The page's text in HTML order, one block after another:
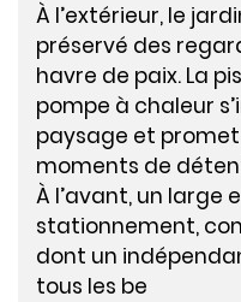
À l’extérieur, le
préservé des
havre de paix. La
pompe à chaleur
paysage et
moments de
À l’avant, un large
stationnement,
dont un
tous les be